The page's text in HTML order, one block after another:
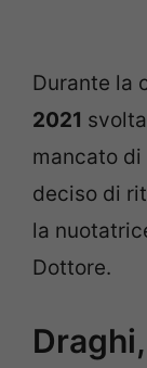
Durante la
2021
mancato
deciso di
la
Dottore.